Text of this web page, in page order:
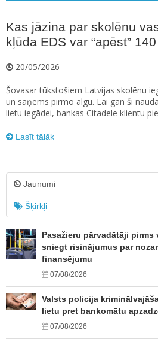
Kas jāzina par skolēnu
kļūda EDS var “apēst”
20/05/2026
Šovasar tūkstošiem Latvijas skolēnu
un saņems pirmo algu. Lai gan šī
lietu iegādei, bankas Citadele klientu
Lasīt tālāk
Jaunumi
Šķirkļi
Pasažieru pārvadātāji
sniegt risinājumus par
finansējumu
07/08/2026
Valsts policija
lietu pret bankomātu
07/08/2026